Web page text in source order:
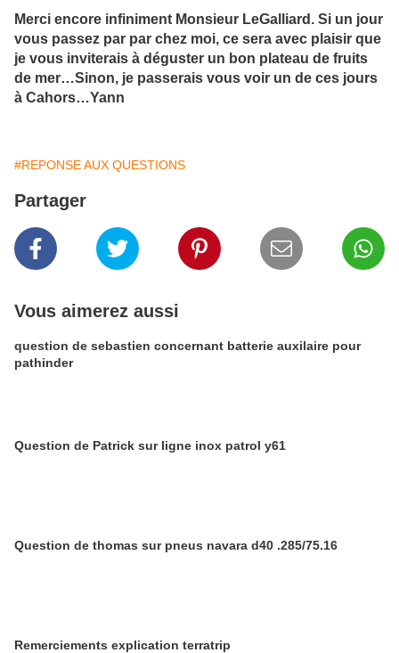
Merci encore infiniment Monsieur LeGalliard. Si un jour
vous passez par par chez moi, ce sera avec plaisir que
je vous inviterais à déguster un bon plateau de fruits
de mer…Sinon, je passerais vous voir un de ces jours
à Cahors…Yann
#REPONSE AUX QUESTIONS
Partager
Vous aimerez aussi
question de sebastien concernant batterie auxilaire pour
pathinder
Question de Patrick sur ligne inox patrol y61
Question de thomas sur pneus navara d40 .285/75.16
Remerciements explication terratrip